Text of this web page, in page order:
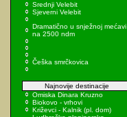
Srednji Velebit
Sjeverni Velebit
Dramatično u snježnoj mećavi
na 2500 ndm
Češka smrčkovica
Najnovije destinacije
Omiska Dinara Kruzno
Biokovo - vrhovi
Križevci - Kalnik (pl. dom)